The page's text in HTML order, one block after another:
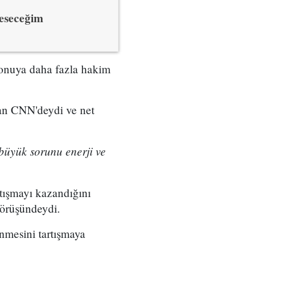
daha fazla hakim
CNN'deydi ve net
sorunu enerji ve
kazandığını
tartışmaya